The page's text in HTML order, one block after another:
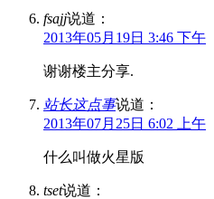
fsajj说道：
2013年05月19日 3:46 下午
谢谢楼主分享.
站长这点事说道：
2013年07月25日 6:02 上午
什么叫做火星版
tset说道：